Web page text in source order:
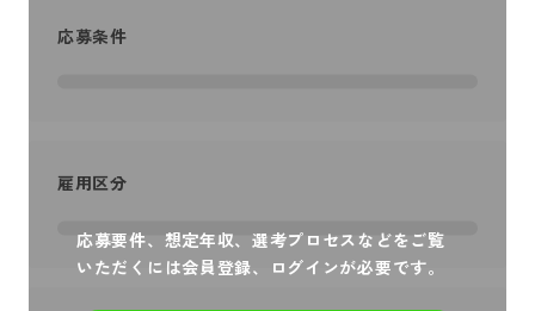
応募要件、想定年収、選考プロセスなどをご覧
いただくには会員登録、ログインが必要です。
応募条件
雇用区分